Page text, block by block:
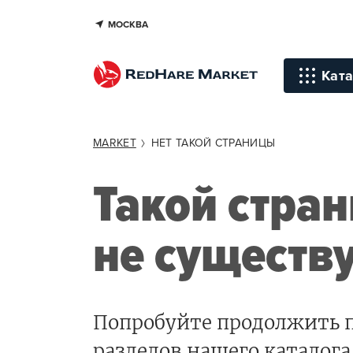
МОСКВА
Уход
MARKET НЕТ ТАКОЙ СТРАНИЦЫ
Такой
не
Попробуйте продолжить